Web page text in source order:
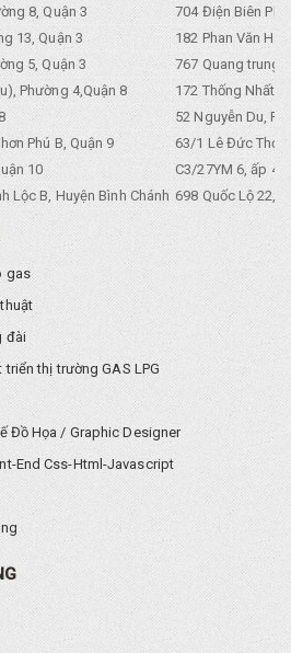
8, Quận 3
704 Điện Biên
13, Quận 3
182 Phan Văn
5, Quận 3
767 Quang trung,
Phường 4,Quận 8
172 Thống Nhất.
52 Nguyễn Du,
Phú B, Quận 9
63/1 Lê Đức Thọ,
10
C3/27YM 6, ấp 4,
Lộc B, Huyện Bình Chánh 698 Quốc Lộ 22,
gas
đài
thị trường GAS LPG
Đồ Họa / Graphic Designer
End Css-Html-Javascript